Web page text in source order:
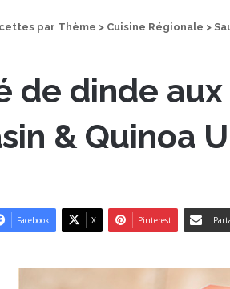
par Thème > Cuisine Régionale >
de dinde
& Quinoa
Facebook X Pinterest